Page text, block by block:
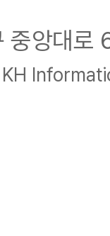
중앙대